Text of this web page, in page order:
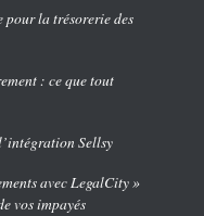
la trésorerie des
: ce que tout
Sellsy
avec LegalCity »
vos impayés